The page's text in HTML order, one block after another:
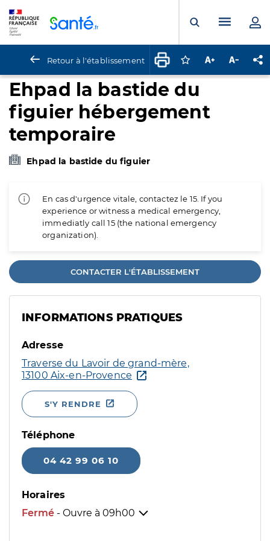
Ouvrir laMenu
Retour à l'établissement Connectez-vous
Augmenter la
Ehpad la bastide du
figuier hébergement
temporaire
Ehpad la bastide du figuier
En cas d'urgence vitale, contactez le 15. If you
experience or witness a medical emergency,
immediatly call 15 (the national emergency
organization).
CONTACTER L'ÉTABLISSEMENT
INFORMATIONS PRATIQUES
Adresse
Traverse du Lavoir de grand-mère,
13100 Aix-en-Provence
S'Y RENDRE
Téléphone
04 42 99 06 10
Horaires
Fermé - Ouvre à 09h00